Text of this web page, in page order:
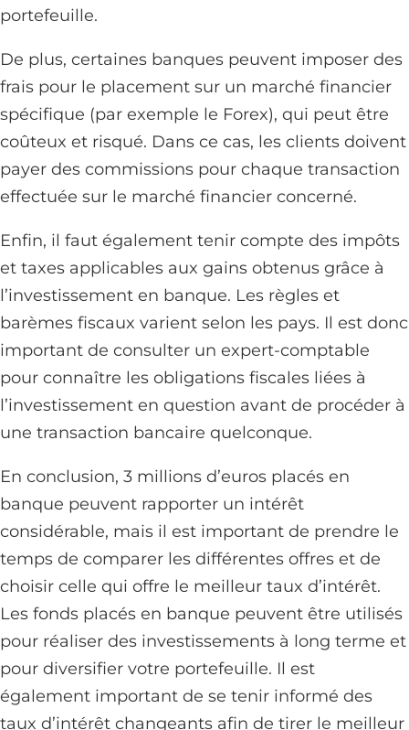
portefeuille.
De plus, certaines banques peuvent imposer des
frais pour le placement sur un marché financier
spécifique (par exemple le Forex), qui peut être
coûteux et risqué. Dans ce cas, les clients doivent
payer des commissions pour chaque transaction
effectuée sur le marché financier concerné.
Enfin, il faut également tenir compte des impôts
et taxes applicables aux gains obtenus grâce à
l’investissement en banque. Les règles et
barèmes fiscaux varient selon les pays. Il est donc
important de consulter un expert-comptable
pour connaître les obligations fiscales liées à
l’investissement en question avant de procéder à
une transaction bancaire quelconque.
En conclusion, 3 millions d’euros placés en
banque peuvent rapporter un intérêt
considérable, mais il est important de prendre le
temps de comparer les différentes offres et de
choisir celle qui offre le meilleur taux d’intérêt.
Les fonds placés en banque peuvent être utilisés
pour réaliser des investissements à long terme et
pour diversifier votre portefeuille. Il est
également important de se tenir informé des
taux d’intérêt changeants afin de tirer le meilleur